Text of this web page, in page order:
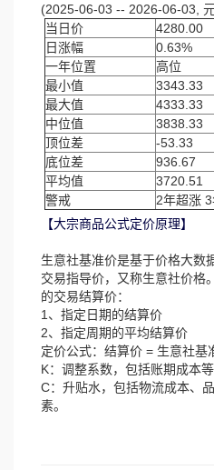
(2025-06-03 -- 2026-06-03,
当日价
4280.00
日涨幅
0.63%
一年位置
高位
最小值
3343.33
最大值
4333.33
中位值
3838.33
顶位差
-53.33
底位差
936.67
平均值
3720.51
警戒
2年超涨
【大宗商品公式定价原理】
生意社基准价是基于价格大数
交易指导价，又称生意社价格
的交易结算价：
1、指定日期的结算价
2、指定周期的平均结算价
定价公式：结算价 = 生意社基
K：调整系数，包括账期成本等
C：升贴水，包括物流成本、
素。